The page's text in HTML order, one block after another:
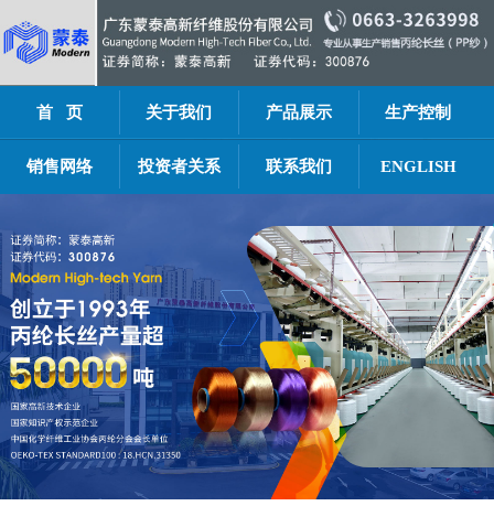
首 页 关于我们 产品展示 生产控制
销售网络 投资者关系 联系我们 ENGLISH